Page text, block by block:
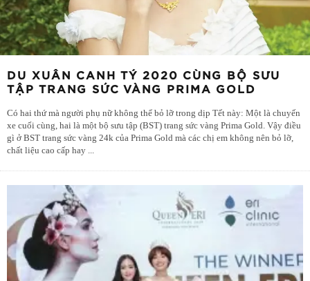
DU XUÂN CANH TÝ 2020 CÙNG BỘ SƯU
TẬP TRANG SỨC VÀNG PRIMA GOLD
Có hai thứ mà người phụ nữ không thể bỏ lỡ trong dịp Tết này: Một là chuyến
xe cuối cùng, hai là một bộ sưu tập (BST) trang sức vàng Prima Gold. Vậy điều
gì ở BST trang sức vàng 24k của Prima Gold mà các chị em không nên bỏ lỡ,
chất liệu cao cấp hay ...